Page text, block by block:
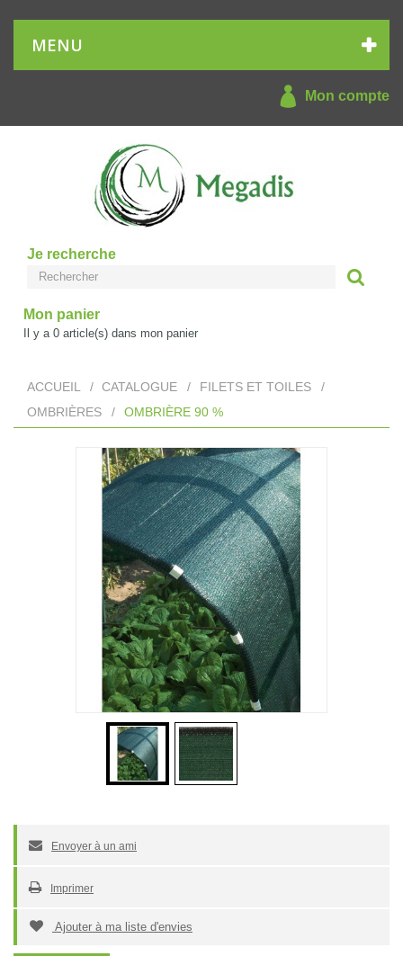
MENU
Mon compte
Je recherche
Mon panier
Il y a 0 article(s) dans mon panier
ACCUEIL / CATALOGUE / FILETS ET TOILES
/
OMBRIÈRES
/ OMBRIÈRE 90 %
Envoyer à un ami
Imprimer
Ajouter à ma liste d'envies